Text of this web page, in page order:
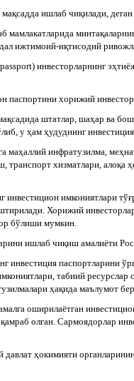
ишлаб чиқилади,
мамлакатларида
ижтимоий-иқтисодий
инвесторларнинг
паспортини хорижий
штатлар, шаҳар ва
у ҳам ҳудуднинг
инфратузилма,
хизматлари,
имкониятлари
Хорижий
бўлиши мумкин.
ишлаб чиқиш амалиёти
инвестиция
табиий ресурслар
ҳақида маълумот
оширилаётган
олган. Сармоядорлар
ҳокимияти